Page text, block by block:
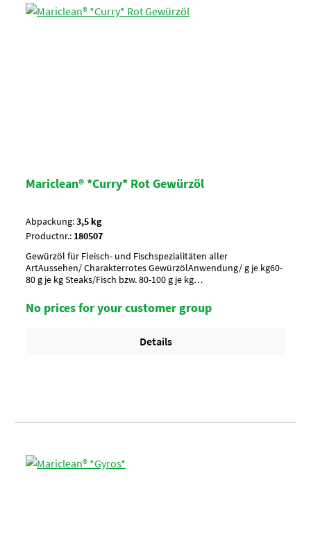
Mariclean® *Curry* Rot Gewürzöl
Abpackung:3,5 kg
Productnr.: 180507
Gewürzöl für Fleisch- und Fischspezialitäten aller
ArtAussehen/ Charakterrotes GewürzölAnwendung/ g je kg60-
80 g je kg Steaks/Fisch bzw. 80-100 g je kg
!Umverpackung18 Eimer a 3,5 kg per Lage/ 6 Lagen per Palette
= 108 Eimer
No prices for your customer group
Details